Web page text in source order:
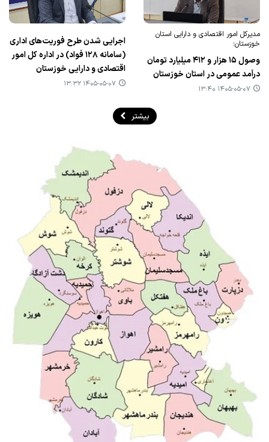
مدیرکل امور اقتصادی و دارایی استان
خوزستان؛
وصول ۱۵ هزار و ۴۱۲ میلیارد تومان
درآمد عمومی در استان خوزستان
۱۴۰۵-۰۵-۰۷ ۱۳:۴۰
اجرایی شدن طرح فوریت‌های اداری
(سامانه ۱۲۸ فواد) در اداره کل امور
اقتصادی و دارایی خوزستان
۱۴۰۵-۰۵-۰۷ ۱۳:۳۲
بیشتر